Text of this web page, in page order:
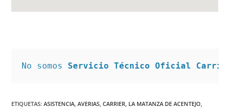
No somos Servicio Técnico Oficial Carrier
ETIQUETAS:ASISTENCIA, AVERIAS, CARRIER, LA MATANZA DE ACENTEJO,